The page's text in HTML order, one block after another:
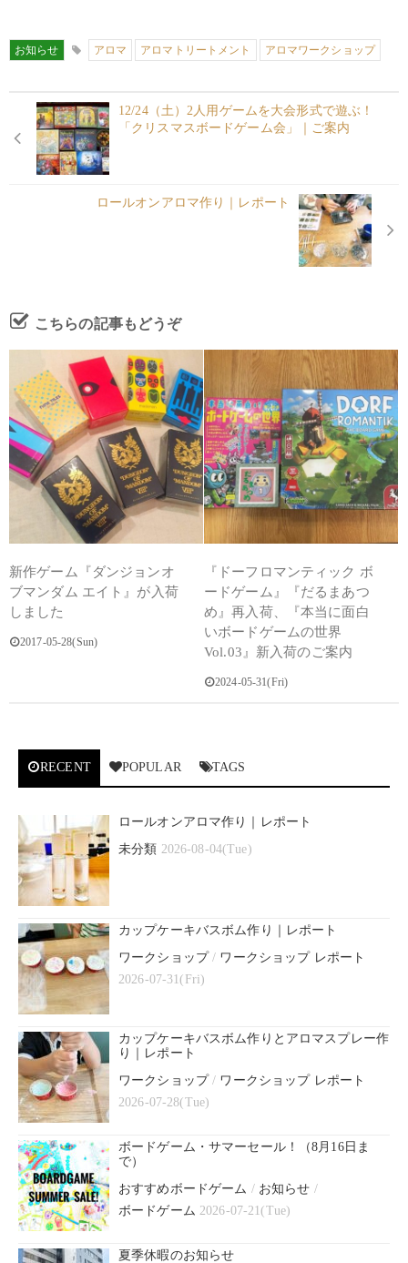
お知らせ アロマ アロマトリートメント アロマワークショップ
12/24（土）2人用ゲームを大会形式で遊ぶ！
「クリスマスボードゲーム会」｜ご案内
ロールオンアロマ作り｜レポート
こちらの記事もどうぞ
新作ゲーム『ダンジョンオ
ブマンダム エイト』が入荷
しました
2017-05-28(Sun)
『ドーフロマンティック ボ
ードゲーム』『だるまあつ
め』再入荷、『本当に面白
いボードゲームの世界
Vol.03』新入荷のご案内
2024-05-31(Fri)
RECENT POPULAR TAGS
ロールオンアロマ作り｜レポート
未分類 2026-08-04(Tue)
カップケーキバスボム作り｜レポート
ワークショップ/ ワークショップ レポート
2026-07-31(Fri)
カップケーキバスボム作りとアロマスプレー作
り｜レポート
ワークショップ/ ワークショップ レポート
2026-07-28(Tue)
ボードゲーム・サマーセール！（8月16日ま
で）
おすすめボードゲーム / お知らせ /
ボードゲーム 2026-07-21(Tue)
夏季休暇のお知らせ